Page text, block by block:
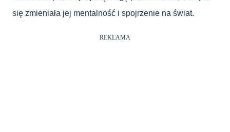
się zmieniała jej mentalność i spojrzenie na świat.
REKLAMA